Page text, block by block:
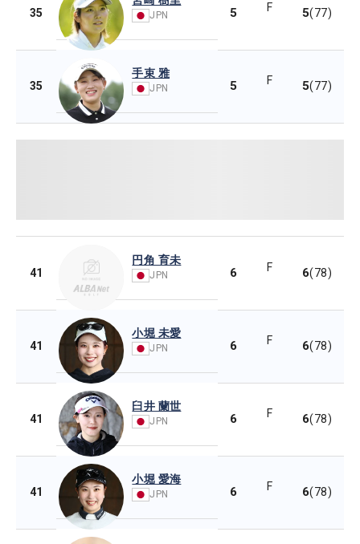
35 JPN 5 F 5(77)
35
手束 雅
JPN 5 F 5(77)
41
円角 育未
JPN 6 F 6(78)
41
小堀 未愛
JPN 6 F 6(78)
41
臼井 蘭世
JPN 6 F 6(78)
41
小堀 愛海
JPN 6 F 6(78)